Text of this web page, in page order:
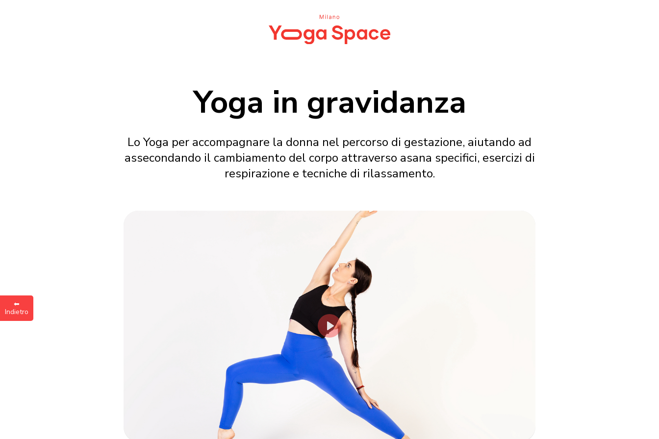
Yoga in gravidanza
Lo Yoga per accompagnare la donna nel percorso di gestazione, aiutando ad
assecondando il cambiamento del corpo attraverso asana specifici, esercizi di
respirazione e tecniche di rilassamento.
Play
Login
Inserisci il tuo indirizzo email MindBody (quello che utilizzi per
acquistare e prenotare le lezioni su milanoyogaspace.com)
Accedi
⬅︎
Indietro